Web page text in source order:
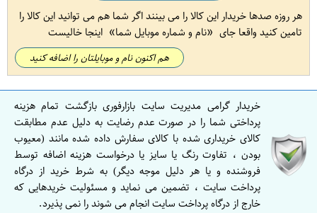
هر روزه صدها خریدار این کالا را می بینند اگر شما هم می توانید این کالا را
تامین کنید واقعا جای
نام و شماره موبایل شما اینجا خالیست
هم اکنون نام و موبایلتان را اضافه کنید
خریدار گرامی مدیریت سایت بازارفوری بازگشت تمام هزینه
پرداختی شما را در صورت عدم رضایت به دلیل عدم مطابقت
کالای خریداری شده با کالای سفارش داده شده مانند (معیوب
بودن ، تفاوت رنگ یا سایز یا درخواست هزینه اضافه توسط
فروشنده و یا هر دلیل موجه دیگر) به شرط خرید از درگاه
پرداخت سایت ، تضمین می نماید و مسئولیت خریدهایی که
خارج از درگاه پرداخت سایت انجام می شوند را نمی پذیرد.